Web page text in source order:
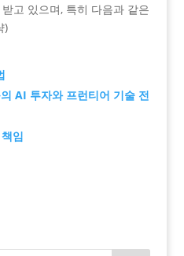
고 있으며, 특히 다음과 같은
)
AI 투자와 프런티어 기술 전
임